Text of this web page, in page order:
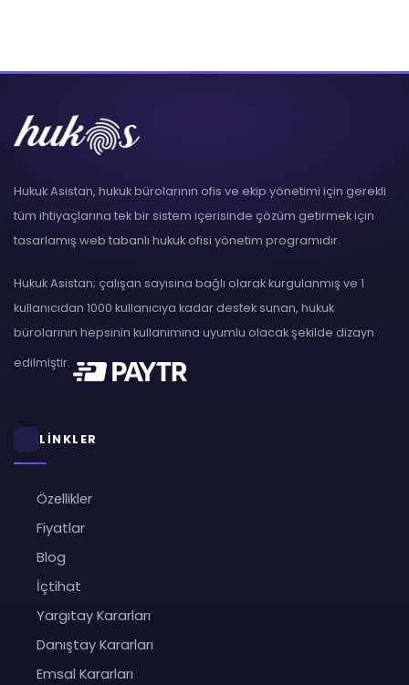
Hukuk Asistan, hukuk bürolarının ofis ve ekip yönetimi için gerekli
tüm ihtiyaçlarına tek bir sistem içerisinde çözüm getirmek için
tasarlamış web tabanlı hukuk ofisi yönetim programıdır.
Hukuk Asistan; çalışan sayısına bağlı olarak kurgulanmış ve 1
kullanıcıdan 1000 kullanıcıya kadar destek sunan, hukuk
bürolarının hepsinin kullanımına uyumlu olacak şekilde dizayn
edilmiştir.
LİNKLER
Özellikler
Fiyatlar
Blog
İçtihat
Yargıtay Kararları
Danıştay Kararları
Emsal Kararları